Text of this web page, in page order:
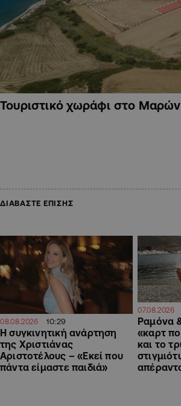
Τουριστικό χωράφι στο
ΔΙΑΒΑΣΤΕ ΕΠΙΣΗΣ
08.08.2026 10:29
H συγκινητική ανάρτηση
της Χριστιάνας
Αριστοτέλους – «Εκεί που
πάντα είμαστε παιδιά»
07.08.2026
Ραμόνα
«καρτ
και το